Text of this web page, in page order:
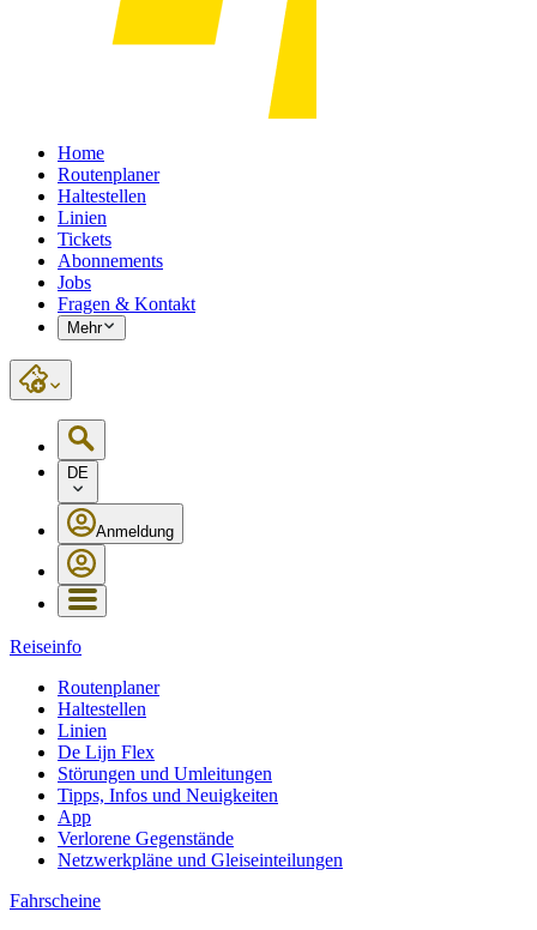
Home
Routenplaner
Haltestellen
Linien
Tickets
Abonnements
Jobs
Fragen & Kontakt
Mehr
DE
Anmeldung
Reiseinfo
Routenplaner
Haltestellen
Linien
De Lijn Flex
Störungen und Umleitungen
Tipps, Infos und Neuigkeiten
App
Verlorene Gegenstände
Netzwerkpläne und Gleiseinteilungen
Fahrscheine